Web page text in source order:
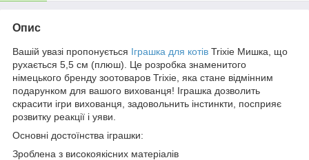
Опис
Вашій увазі пропонується Іграшка для котів Trixie Мишка, що
рухається 5,5 см (плюш). Це розробка знаменитого
німецького бренду зоотоваров Trixie, яка стане відмінним
подарунком для вашого вихованця! Іграшка дозволить
скрасити ігри вихованця, задовольнить інстинкти, посприяє
розвитку реакції і уяви.
Основні достоїнства іграшки:
Зроблена з високоякісних матеріалів